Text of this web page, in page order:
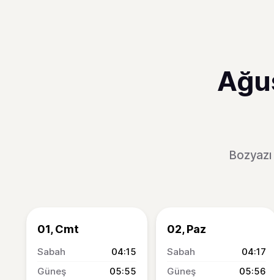
01, Cmt
04:15
05:55
02, Paz
04:17
05:56